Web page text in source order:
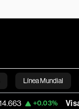
Línea Mundial
Bloomberg
Visa 362.50 -